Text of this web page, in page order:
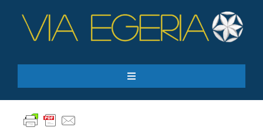
contenu
Toggle
Accueil
Ressources